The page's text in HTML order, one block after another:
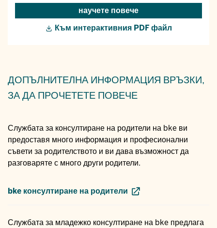
научете повече
Към интерактивния PDF файл
ДОПЪЛНИТЕЛНА ИНФОРМАЦИЯ ВРЪЗКИ,
ЗА ДА ПРОЧЕТЕТЕ ПОВЕЧЕ
Службата за консултиране на родители на bke ви
предоставя много информация и професионални
съвети за родителството и ви дава възможност да
разговаряте с много други родители.
bke консултиране на родители
Службата за младежко консултиране на bke предлага